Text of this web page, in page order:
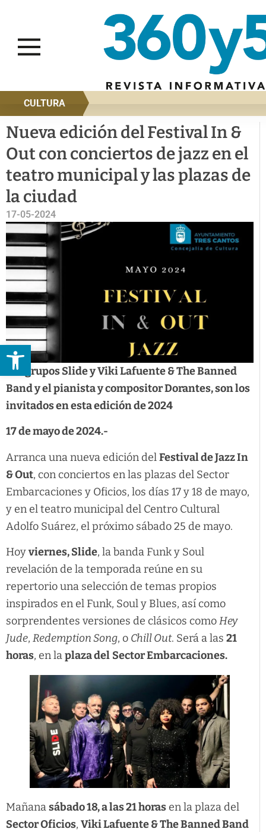
Abrir barra de herramientas
CULTURA
Nueva edición del Festival In &
Out con conciertos de jazz en el
teatro municipal y las plazas de
la ciudad
17-05-2024
Los grupos Slide y Viki Lafuente & The Banned
Band y el pianista y compositor Dorantes, son los
invitados en esta edición de 2024
17 de mayo de 2024.-
Arranca una nueva edición delFestival de Jazz In
& Out, con conciertos en las plazas del Sector
Embarcaciones y Oficios, los días 17 y 18 de mayo,
y en el teatro municipal del Centro Cultural
Adolfo Suárez, el próximo sábado 25 de mayo.
Hoyviernes, Slide, la banda Funk y Soul
revelación de la temporada reúne en su
repertorio una selección de temas propios
inspirados en el Funk, Soul y Blues, así como
sorprendentes versiones de clásicos comoHey
Jude, Redemption Song, o Chill Out. Será a las 21
horas, en laplaza del Sector Embarcaciones.
Mañanasábado 18, a las 21 horas en la plaza del
Sector Oficios, Viki Lafuente & The Banned Band